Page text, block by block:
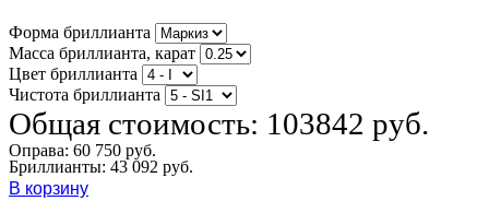
Форма бриллианта
Масса бриллианта, карат
Цвет бриллианта
Чистота бриллианта
Общая стоимость: 103842 руб.
Оправа: 60 750 руб.
Бриллианты: 43 092 руб.
В корзину